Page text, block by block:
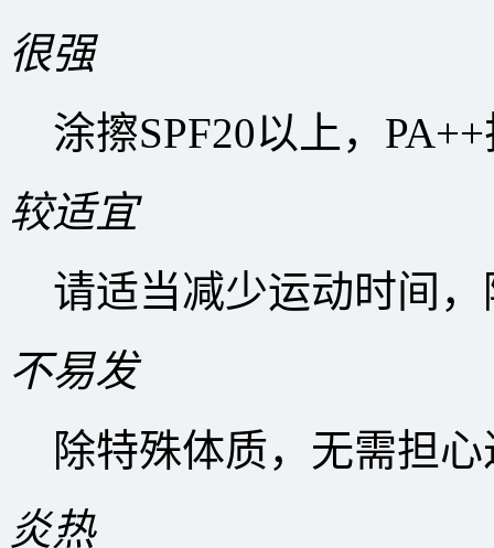
很强
涂擦SPF20以上，
较适宜
请适当减少运动时间
不易发
除特殊体质，无需担
炎热